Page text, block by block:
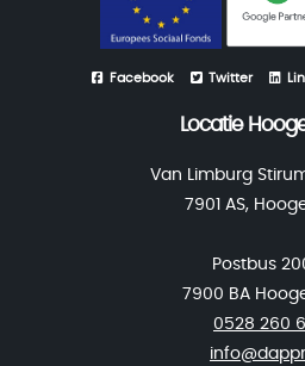
Facebook Twitter
Locatie
Van Limburg
7901 AS,
Postbus
7900 BA
0528 260